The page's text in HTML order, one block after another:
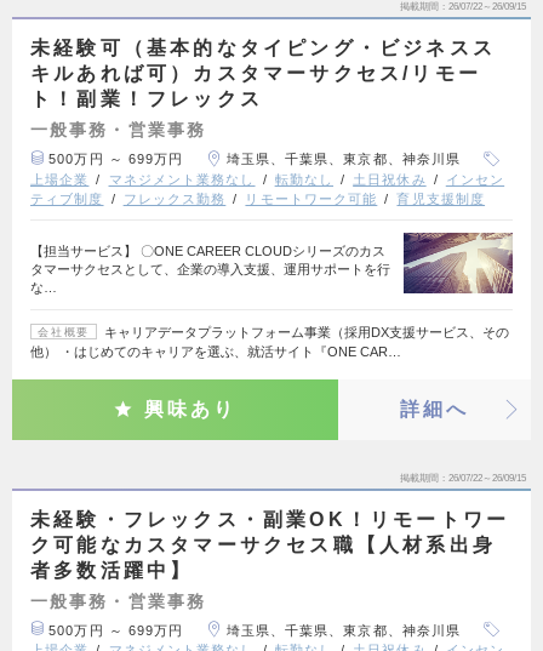
掲載期間 26/07/22～26/09/15
未経験可（基本的なタイピング・ビジネスス
キルあれば可）カスタマーサクセス/リモー
ト！副業！フレックス
一般事務・営業事務
500万円 ～ 699万円
埼玉県、千葉県、東京都、神奈川県
上場企業
マネジメント業務なし 転勤なし 土日祝休み
インセン
ティブ制度
フレックス勤務 リモートワーク可能 育児支援制度
【担当サービス】 〇ONE CAREER CLOUDシリーズのカス
タマーサクセスとして、企業の導入支援、運用サポートを行
な…
会社概要
キャリアデータプラットフォーム事業（採用DX支援サービス、その
他） ・はじめてのキャリアを選ぶ、就活サイト『ONE CAR…
興味あり 詳細へ
掲載期間 26/07/22～26/09/15
未経験・フレックス・副業OK！リモートワー
ク可能なカスタマーサクセス職【人材系出身
者多数活躍中】
一般事務・営業事務
500万円 ～ 699万円
埼玉県、千葉県、東京都、神奈川県